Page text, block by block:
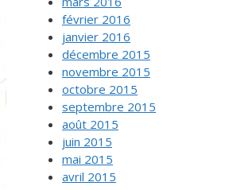
février 2016
janvier 2016
décembre 2015
novembre 2015
octobre 2015
septembre 2015
août 2015
juin 2015
mai 2015
avril 2015